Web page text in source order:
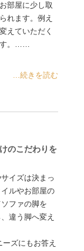
部屋に少し取
れます。例え
えていただく
す。……
...続きを読む
のこだわりを
イズは決まっ
ルやお部屋の
ファの脚を
違う脚へ変え
ズにもお答え